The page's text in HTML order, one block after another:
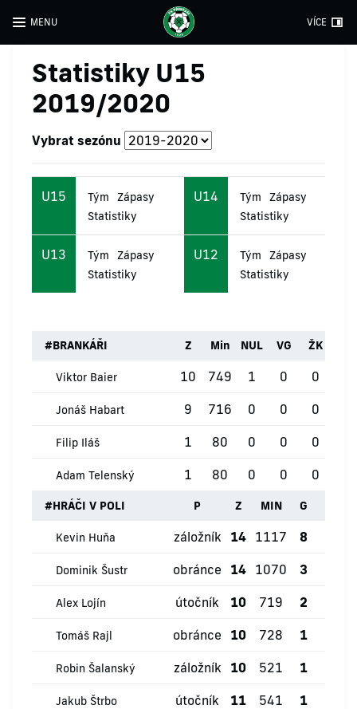
MENU VÍCE
Statistiky U15
2019/2020
Vybrat sezónu
U15 Tým
Zápasy
Statistiky
U14 Tým
Zápasy
Statistiky
U13 Tým
Zápasy
Statistiky
U12 Tým
Zápasy
Statistiky
#BRANKÁŘI Z Min NUL VG ŽK
Viktor Baier 10 749 1 0 0
Jonáš Habart 9 716 0 0 0
Filip Iláš 1 80 0 0 0
Adam Telenský 1 80 0 0 0
#HRÁČI V POLI P Z MIN G
Kevin Huňa záložník 14 1117 8
Dominik Šustr obránce 14 1070 3
Alex Lojín útočník 10 719 2
Tomáš Rajl obránce 10 728 1
Robin Šalanský záložník 10 521 1
Jakub Štrbo útočník 11 541 1